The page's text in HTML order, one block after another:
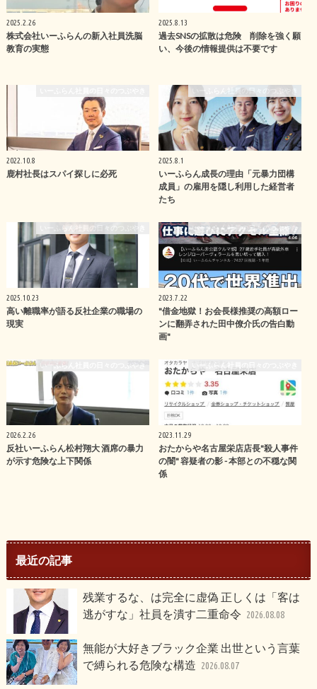
2025.2.26
株式会社いーふらんの新入社員洗脳
教育の実態
2025.8.13
過去SNSの拡散は危険 削除を強く願
い、今後の情報提供は不要です
2022.10.8
鹿村社長はスパイ探しに必死
いーふらん社員の日々のつぶやき
2025.8.1
いーふらん成長の理由「元暴力団構
成員」の雇用を隠し利用した経営者
たち
いーふらん社員の日々のつぶやき
2025.10.23
高い離職率が語る反社企業の職場の
現実
いーふらん社員の日々のつぶやき
2023.7.22
"借金地獄！お会長様推奨の高額ロー
ンに翻弄された田中僚介氏の告白動
画"
いーふらん社員の日々のつぶやき
2026.2.26
反社いーふらん松村翔大 酒席の暴力
が示す危険な上下関係
いーふらん社員の日々のつぶやき
2023.11.29
おたからや名古屋栄店店長"殺人事件
の闇" 容疑者の影 - 本部との不穏な関
係
最近の記事
残業するな、は完全に虚偽 正しくは「客は
逃がすな」社員を潰す二重命令 2026.08.08
無能が大好きブラック企業 出世という言葉
で縛られる危険な構造 2026.08.07